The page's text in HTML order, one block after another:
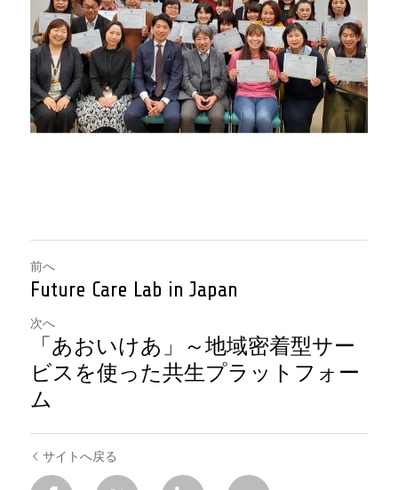
前へ
Future Care Lab in Japan
次へ
「あおいけあ」～地域密着型サー
ビスを使った共生プラットフォー
ム
サイトへ戻る